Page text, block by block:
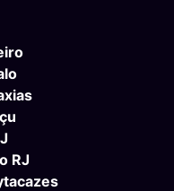
RJ